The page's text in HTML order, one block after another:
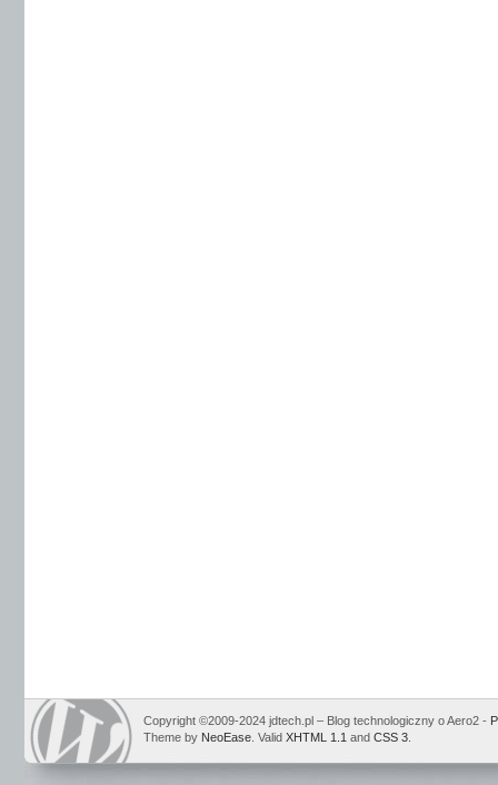
Copyright ©2009-2024 jdtech.pl – Blog technologiczny o Aero2 -
Theme by NeoEase . Valid XHTML 1.1 and CSS 3